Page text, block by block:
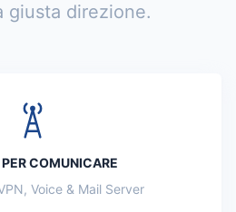
giusta direzione.
COMUNICARE
Voice & Mail Server